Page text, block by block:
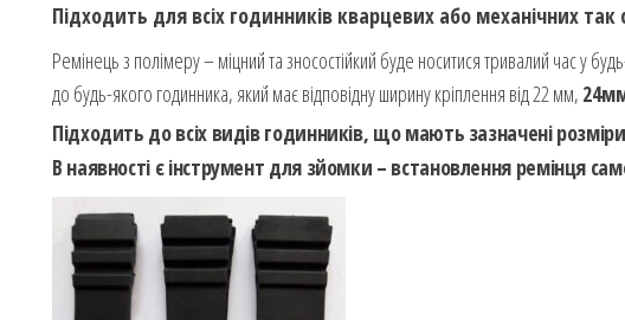
Підходить для всіх годинників кварцевих або механічних
Ремінець з полімеру – міцний та зносостійкий буде носитися тривалий час у
до будь-якого годинника, який має відповідну ширину кріплення від 22 мм,
Підходить до всіх видів годинників, що мають зазначені
В наявності є інструмент для зйомки – встановлення ремінця